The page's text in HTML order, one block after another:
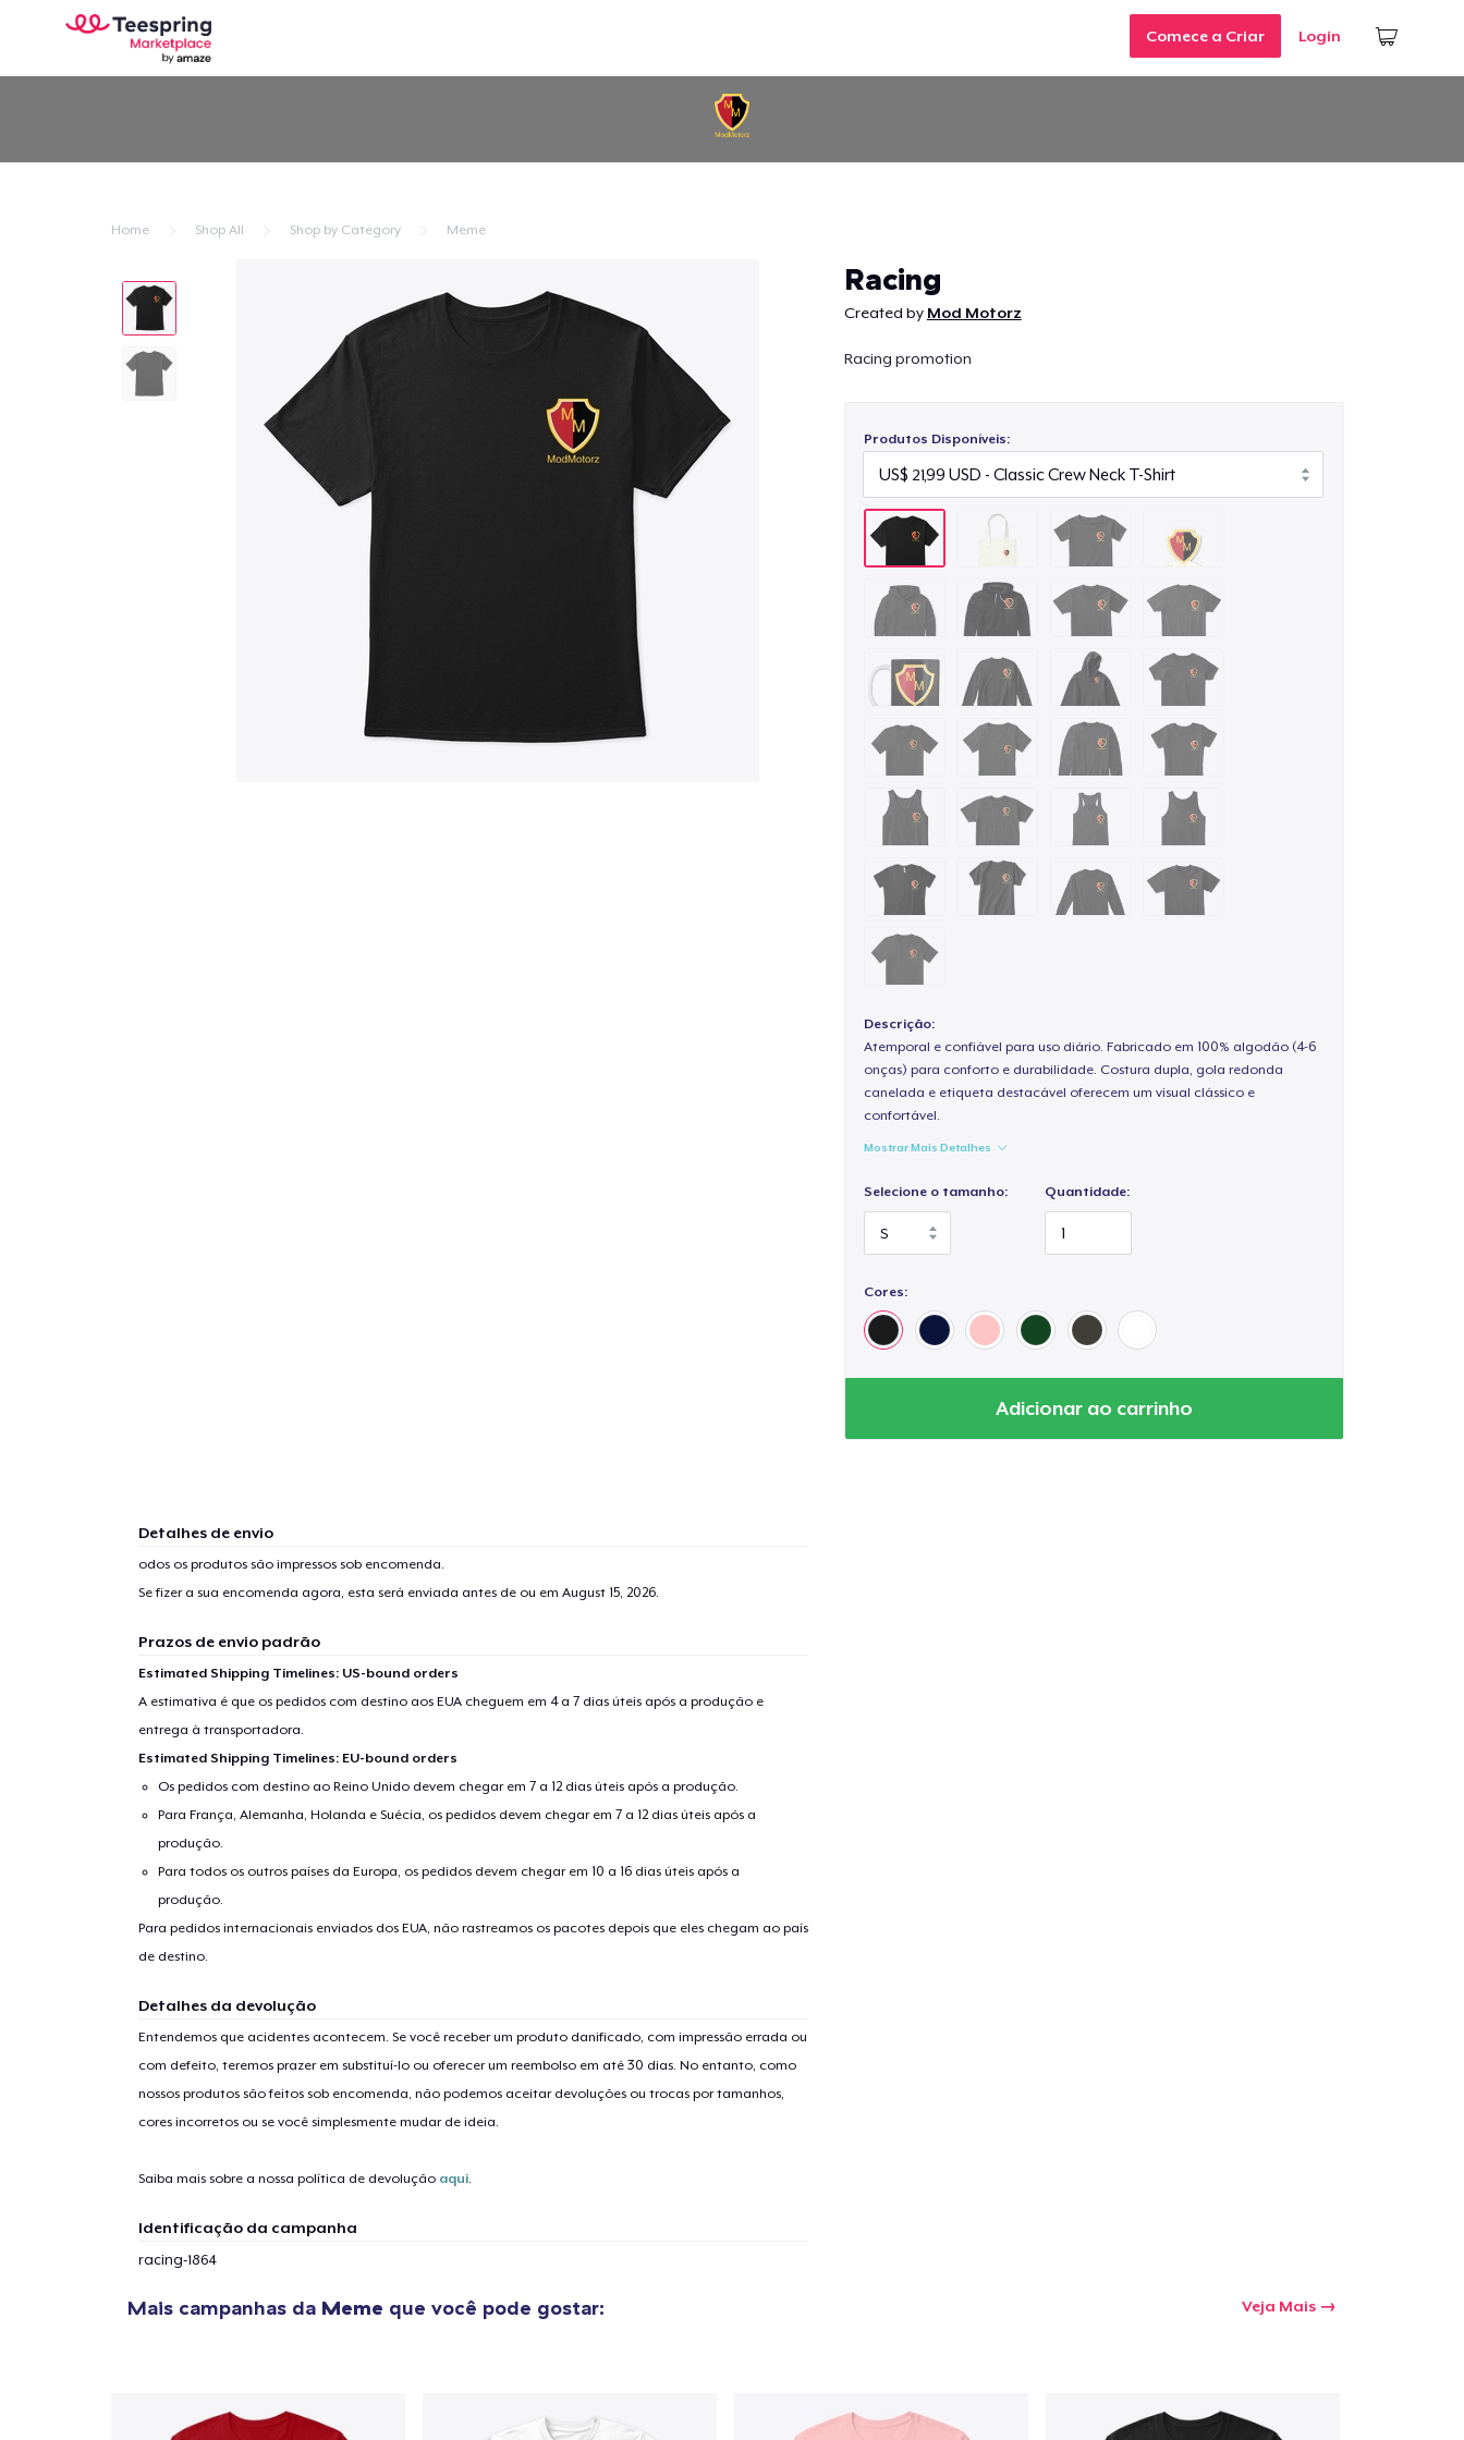
Comece a Criar Login
Home Shop All Shop by Category Meme
Racing
Created by Mod Motorz
Racing promotion
Produtos Disponíveis:
Descrição:
Atemporal e confiável para uso diário. Fabricado em 100% algodão (4-6
onças) para conforto e durabilidade. Costura dupla, gola redonda
canelada e etiqueta destacável oferecem um visual clássico e
confortável.
Mostrar Mais Detalhes
Selecione o tamanho: Quantidade:
Cores:
Adicionar ao carrinho
Detalhes de envio
odos os produtos são impressos sob encomenda.
Se fizer a sua encomenda agora, esta será enviada antes de ou em August 15, 2026.
Prazos de envio padrão
Estimated Shipping Timelines: US-bound orders
A estimativa é que os pedidos com destino aos EUA cheguem em 4 a 7 dias úteis após a produção e
entrega à transportadora.
Estimated Shipping Timelines: EU-bound orders
Os pedidos com destino ao Reino Unido devem chegar em 7 a 12 dias úteis após a produção.
Para França, Alemanha, Holanda e Suécia, os pedidos devem chegar em 7 a 12 dias úteis após a
produção.
Para todos os outros países da Europa, os pedidos devem chegar em 10 a 16 dias úteis após a
produção.
Para pedidos internacionais enviados dos EUA, não rastreamos os pacotes depois que eles chegam ao país
de destino.
Detalhes da devolução
Entendemos que acidentes acontecem. Se você receber um produto danificado, com impressão errada ou
com defeito, teremos prazer em substituí-lo ou oferecer um reembolso em até 30 dias. No entanto, como
nossos produtos são feitos sob encomenda, não podemos aceitar devoluções ou trocas por tamanhos,
cores incorretos ou se você simplesmente mudar de ideia.
Saiba mais sobre a nossa política de devolução aqui.
Identificação da campanha
racing-1864
Mais campanhas da Meme que você pode gostar: Veja Mais
1artigo adicionado ao
Tote Bag